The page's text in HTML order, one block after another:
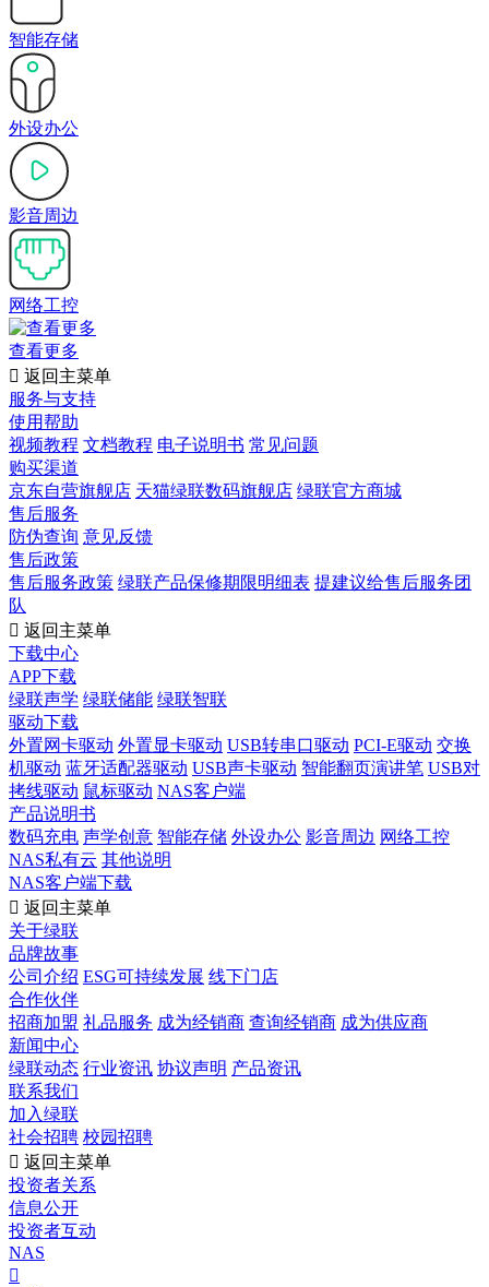
智能存储
外设办公
影音周边
网络工控
查看更多
 返回主菜单
服务与支持
使用帮助
视频教程 文档教程 电子说明书 常见问题
购买渠道
京东自营旗舰店 天猫绿联数码旗舰店 绿联官方商城
售后服务
防伪查询 意见反馈
售后政策
售后服务政策 绿联产品保修期限明细表 提建议给售后服务团
队
 返回主菜单
下载中心
APP下载
绿联声学 绿联储能 绿联智联
驱动下载
外置网卡驱动 外置显卡驱动 USB转串口驱动 PCI-E驱动 交换
机驱动 蓝牙适配器驱动 USB声卡驱动 智能翻页演讲笔 USB对
拷线驱动 鼠标驱动 NAS客户端
产品说明书
数码充电 声学创意 智能存储 外设办公 影音周边 网络工控
NAS私有云 其他说明
NAS客户端下载
 返回主菜单
关于绿联
品牌故事
公司介绍 ESG可持续发展 线下门店
合作伙伴
招商加盟 礼品服务 成为经销商 查询经销商 成为供应商
新闻中心
绿联动态 行业资讯 协议声明 产品资讯
联系我们
加入绿联
社会招聘 校园招聘
 返回主菜单
投资者关系
信息公开
投资者互动
NAS
